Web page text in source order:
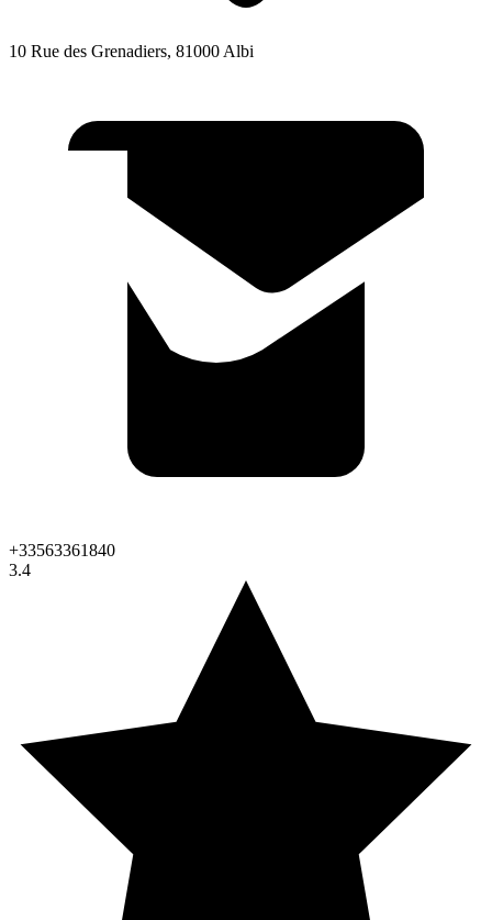
10 Rue des Grenadiers, 81000 Albi
+33563361840
3.4